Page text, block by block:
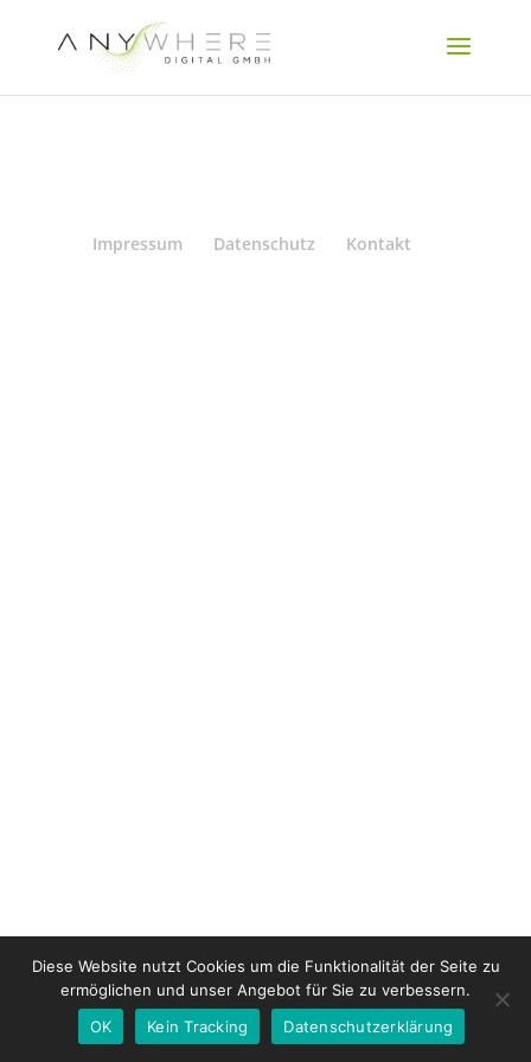
Impressum Datenschutz Kontakt
Diese Website nutzt Cookies um die Funktionalität der Seite zu
ermöglichen und unser Angebot für Sie zu verbessern.
OK
Kein Tracking Datenschutzerklärung